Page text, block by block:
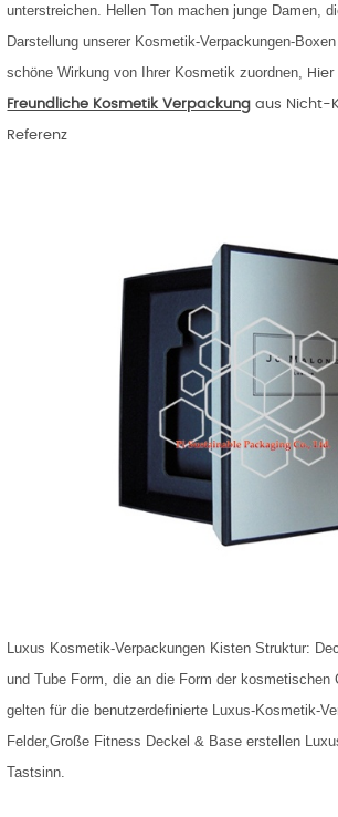
unterstreichen. Hellen Ton machen junge Damen,
Darstellung unserer Kosmetik-Verpackungen-
schöne Wirkung von Ihrer Kosmetik zuordnen,
Freundliche Kosmetik Verpackung aus Nicht-
Referenz
Luxus Kosmetik-Verpackungen Kisten Struktur:
und Tube Form, die an die Form der kosmetischen
gelten für die benutzerdefinierte Luxus-Kosmetik-
Felder,Große Fitness Deckel & Base erstellen
Tastsinn.